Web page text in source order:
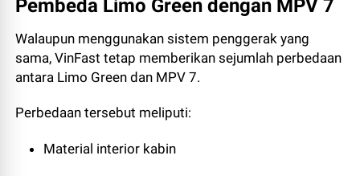
Pembeda Limo Green dengan MPV 7
Walaupun menggunakan sistem penggerak yang
sama, VinFast tetap memberikan sejumlah perbedaan
antara Limo Green dan MPV 7.
Perbedaan tersebut meliputi:
Material interior kabin